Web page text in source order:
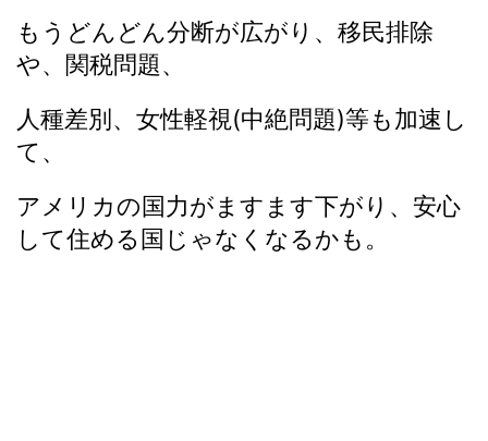
もうどんどん分断が広がり、移民排除
や、関税問題、
人種差別、女性軽視(中絶問題)等も加速し
て、
アメリカの国力がますます下がり、安心
して住める国じゃなくなるかも。